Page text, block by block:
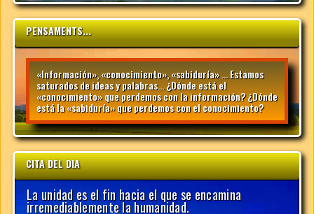
PENSAMENTS...
«Información», «conocimiento», «sabiduría» … Estamos
saturados de ideas y palabras… ¿Dónde está el
«conocimiento» que perdemos con la información? ¿Dónde
está la «sabiduría» que perdemos con el conocimiento?
CITA DEL DIA